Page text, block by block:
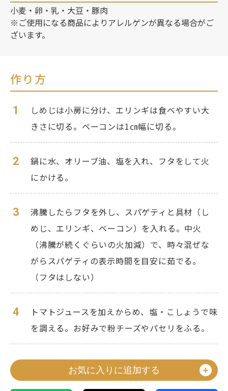
小麦・卵・乳・大豆・豚肉
※ご使用になる商品によりアレルゲンが異なる場合がご
ざいます。
作り方
1
しめじは小房に分け、エリンギは食べやすい大
きさに切る。ベーコンは1㎝幅に切る。
2
鍋に水、オリーブ油、塩を入れ、フタをして火
にかける。
3
沸騰したらフタを外し、スパゲティと具材（し
めじ、エリンギ、ベーコン）を入れる。中火
（沸騰が続くぐらいの火加減）で、時々混ぜな
がらスパゲティの表示時間を目安に茹でる。
（フタはしない）
4
トマトジュースを加えからめ、塩・こしょうで味
を調える。お好みで粉チーズやパセリをふる。
お気に入りに追加する